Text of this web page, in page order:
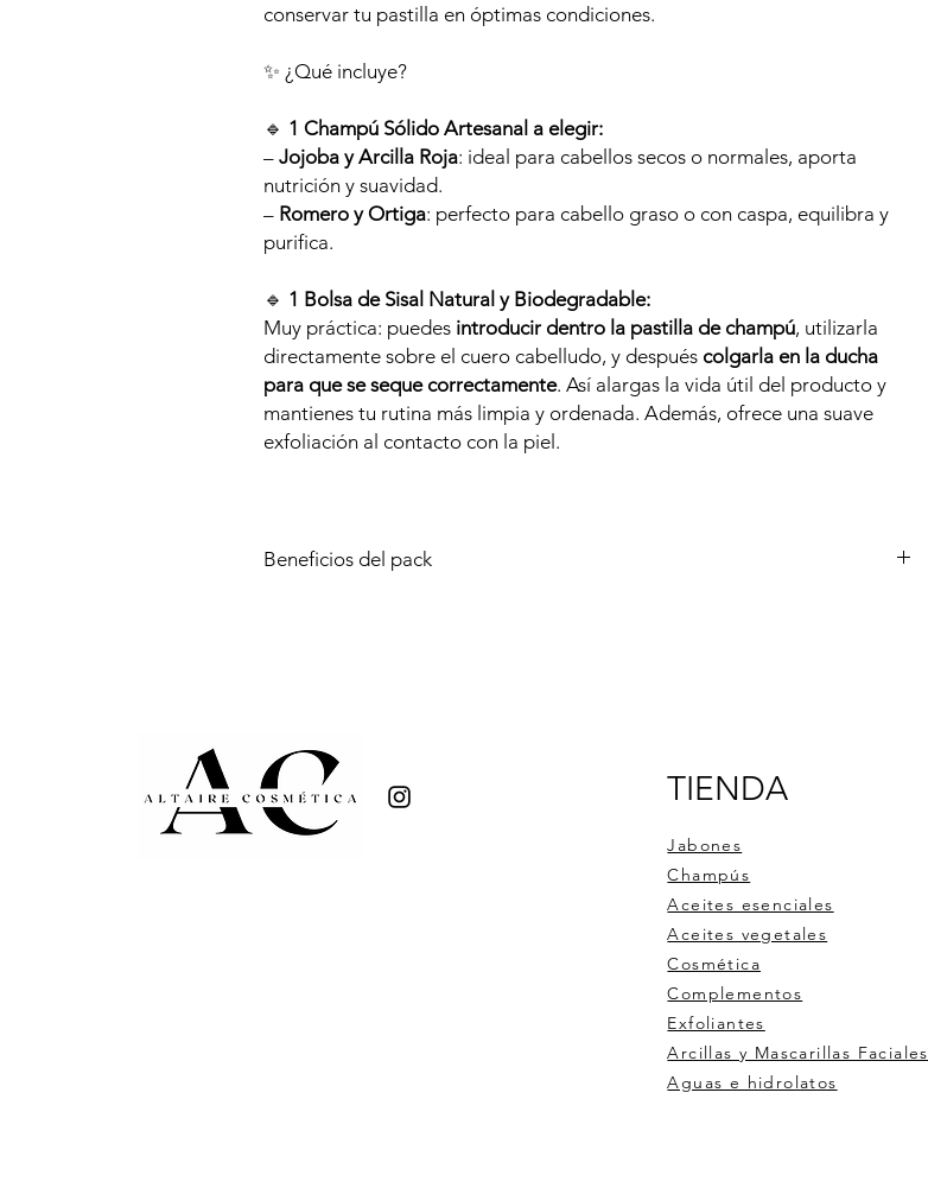
conservar tu pastilla en óptimas condiciones.
✨ ¿Qué incluye?
🔹 1 Champú Sólido Artesanal a elegir:
– Jojoba y Arcilla Roja: ideal para cabellos secos o normales, aporta
nutrición y suavidad.
– Romero y Ortiga: perfecto para cabello graso o con caspa, equilibra y
purifica.
🔹 1 Bolsa de Sisal Natural y Biodegradable:
Muy práctica: puedes introducir dentro la pastilla de champú, utilizarla
directamente sobre el cuero cabelludo, y después colgarla en la ducha
para que se seque correctamente. Así alargas la vida útil del producto y
mantienes tu rutina más limpia y ordenada. Además, ofrece una suave
exfoliación al contacto con la piel.
Beneficios del pack
TIENDA
Jabones
Champús
Aceites esenciales
Aceites vegetales
Cosmética
Complementos
Exfoliantes
Arcillas y Mascarillas Faciales
Aguas e hidrolatos